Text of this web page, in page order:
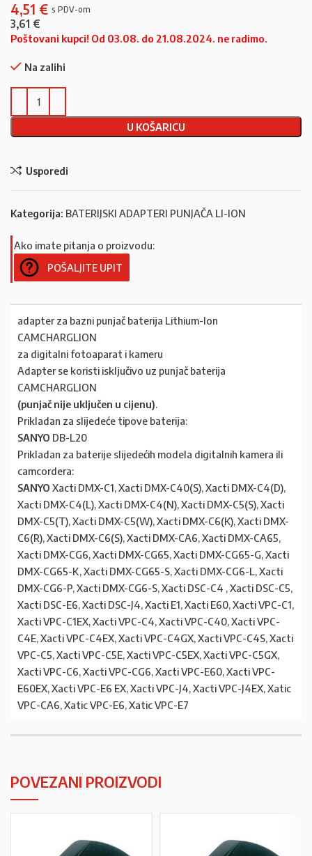
4,51 €
3,61 €
Poštovani kupci! Od 03.08. do 21.08.2024. ne radimo.
Na zalihi
U KOŠARICU
Usporedi
Kategorija: BATERIJSKI ADAPTERI PUNJAČA LI-ION
Ako imate pitanja o proizvodu:
POŠALJITE UPIT
adapter za bazni punjač baterija Lithium-Ion
CAMCHARGLION
za digitalni fotoaparat i kameru
Adapter se koristi isključivo uz punjač baterija
CAMCHARGLION
(punjač nije uključen u cijenu).
Prikladan za slijedeće tipove baterija:
SANYO DB-L20
Prikladan za baterije slijedećih modela digitalnih kamera ili
camcordera:
SANYO Xacti DMX-C1, Xacti DMX-C40(S), Xacti DMX-C4(D),
Xacti DMX-C4(L), Xacti DMX-C4(N), Xacti DMX-C5(S), Xacti
DMX-C5(T), Xacti DMX-C5(W), Xacti DMX-C6(K), Xacti DMX-
C6(R), Xacti DMX-C6(S), Xacti DMX-CA6, Xacti DMX-CA65,
Xacti DMX-CG6, Xacti DMX-CG65, Xacti DMX-CG65-G, Xacti
DMX-CG65-K, Xacti DMX-CG65-S, Xacti DMX-CG6-L, Xacti
DMX-CG6-P, Xacti DMX-CG6-S, Xacti DSC-C4 , Xacti DSC-C5,
Xacti DSC-E6, Xacti DSC-J4, Xacti E1, Xacti E60, Xacti VPC-C1,
Xacti VPC-C1EX, Xacti VPC-C4, Xacti VPC-C40, Xacti VPC-
C4E, Xacti VPC-C4EX, Xacti VPC-C4GX, Xacti VPC-C4S, Xacti
VPC-C5, Xacti VPC-C5E, Xacti VPC-C5EX, Xacti VPC-C5GX,
Xacti VPC-C6, Xacti VPC-CG6, Xacti VPC-E60, Xacti VPC-
E60EX, Xacti VPC-E6 EX, Xacti VPC-J4, Xacti VPC-J4EX, Xatic
VPC-CA6, Xatic VPC-E6, Xatic VPC-E7
POVEZANI PROIZVODI